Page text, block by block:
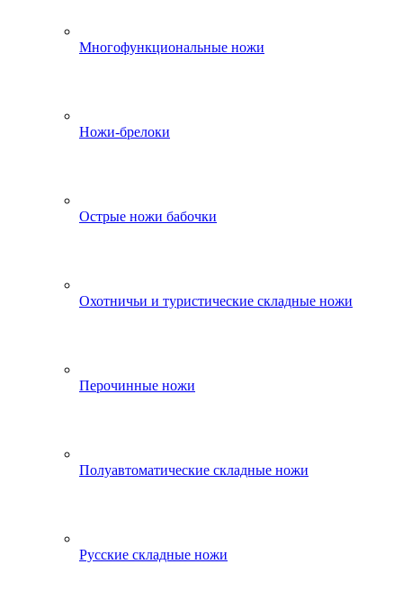
Многофункциональные ножи
Ножи-брелоки
Острые ножи бабочки
Охотничьи и туристические складные ножи
Перочинные ножи
Полуавтоматические складные ножи
Русские складные ножи